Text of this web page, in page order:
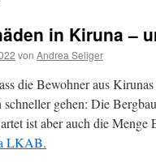
in Kiruna –
von Andrea Seliger
die Bewohner aus
gehen: Die
ist aber auch die
LKAB.